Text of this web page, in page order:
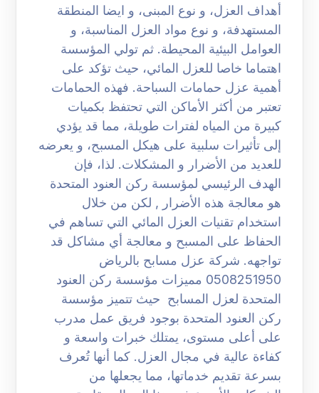
أهداف العزل، و نوع المبنى، و ايضا المنطقة
المستهدفة، و نوع مواد العزل المناسبة، و
العوامل البيئية المحيطة. ثم تولي المؤسسة
اهتماما خاصا للعزل المائي، حيث تؤكد على
أهمية عزل حمامات السباحة. فهذه الحمامات
تعتبر من أكثر الأماكن التي تحتفظ بكميات
كبيرة من المياه لفترات طويلة، مما قد يؤدي
إلى تأثيرات سلبية على هيكل المسبح، و يعرضه
للعديد من الأضرار و المشكلات. لذا، فإن
الهدف الرئيسي لمؤسسة ركن العنود المتحدة
هو معالجة هذه الأضرار , لكن من خلال
استخدام تقنيات العزل المائي التي تساهم في
الحفاظ على المسبح و معالجة أي مشاكل قد
تواجهه. شركة عزل مسابح بالرياض
0508251950 مميزات مؤسسة ركن العنود
المتحدة لعزل المسابح حيث تتميز مؤسسة
ركن العنود المتحدة بوجود فريق عمل مدرب
على أعلى مستوى، يمتلك خبرات واسعة و
كفاءة عالية في مجال العزل. كما أنها تُعرف
بسرعة تقديم خدماتها، مما يجعلها من